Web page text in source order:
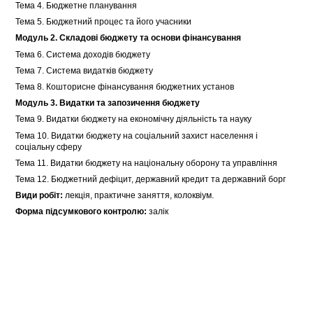
Тема 4. Бюджетне планування
Тема 5. Бюджетний процес та його учасники
Модуль 2. Складові бюджету та основи фінансування
Тема 6. Система доходів бюджету
Тема 7. Система видатків бюджету
Тема 8. Кошторисне фінансування бюджетних установ
Модуль 3. Видатки та запозичення бюджету
Тема 9. Видатки бюджету на економічну діяльність та науку
Тема 10. Видатки бюджету на соціальний захист населення і
соціальну сферу
Тема 11. Видатки бюджету на національну оборону та управління
Тема 12. Бюджетний дефіцит, державний кредит та державний борг
Види робіт: лекція, практичне заняття, колоквіум.
Форма підсумкового контролю:залік